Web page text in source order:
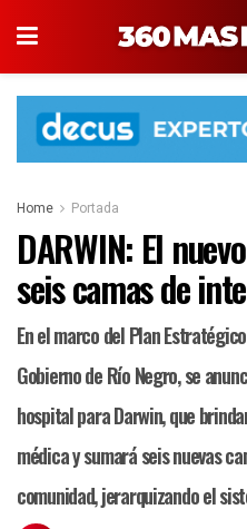
Home Portada
DARWIN: El
seis camas de
En el marco del Plan
Gobierno de Río Negro, se
hospital para Darwin, que
médica y sumará seis nuevas
comunidad, jerarquizando el